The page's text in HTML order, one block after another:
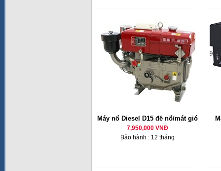
Máy nổ Diesel D15 đề nổ/mát gió
7,950,000 VNĐ
Bảo hành : 12 tháng